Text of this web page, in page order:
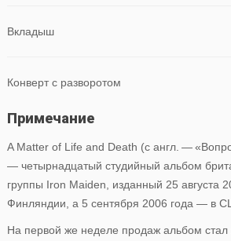
Вкладыш
Конверт с разворотом
Примечание
A Matter of Life and Death (с англ. —
— четырнадцатый студийный альбом
группы Iron Maiden, изданный 25 августа
Финляндии, а 5 сентября 2006 года — в
На первой же неделе продаж альбом стал